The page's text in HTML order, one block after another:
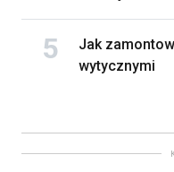
Jak
wytycznymi